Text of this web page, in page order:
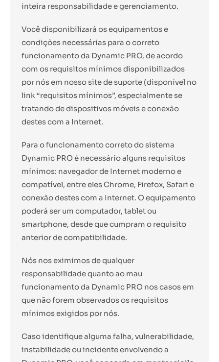
inteira responsabilidade e gerenciamento.
Você disponibilizará os equipamentos e
condições necessárias para o correto
funcionamento da Dynamic PRO, de acordo
com os requisitos mínimos disponibilizados
por nós em nosso site de suporte (disponível no
link “requisitos mínimos”, especialmente se
tratando de dispositivos móveis e conexão
destes com a Internet.
Para o funcionamento correto do sistema
Dynamic PRO é necessário alguns requisitos
mínimos: navegador de Internet moderno e
compatível, entre eles Chrome, Firefox, Safari e
conexão destes com a Internet. O equipamento
poderá ser um computador, tablet ou
smartphone, desde que cumpram o requisito
anterior de compatibilidade.
Nós nos eximimos de qualquer
responsabilidade quanto ao mau
funcionamento da Dynamic PRO nos casos em
que não forem observados os requisitos
mínimos exigidos por nós.
Caso identifique alguma falha, vulnerabilidade,
instabilidade ou incidente envolvendo a